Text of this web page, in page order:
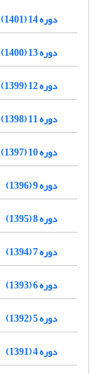
دوره 14 (1401)
دوره 13 (1400)
دوره 12 (1399)
دوره 11 (1398)
دوره 10 (1397)
دوره 9 (1396)
دوره 8 (1395)
دوره 7 (1394)
دوره 6 (1393)
دوره 5 (1392)
دوره 4 (1391)